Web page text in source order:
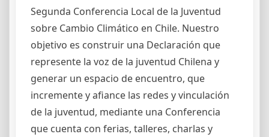
Segunda Conferencia Local de la Juventud
sobre Cambio Climático en Chile. Nuestro
objetivo es construir una Declaración que
represente la voz de la juventud Chilena y
generar un espacio de encuentro, que
incremente y afiance las redes y vinculación
de la juventud, mediante una Conferencia
que cuenta con ferias, talleres, charlas y